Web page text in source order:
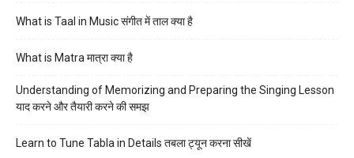
What is Taal in Music संगीत में ताल क्या है
What is Matra मात्रा क्या है
Understanding of Memorizing and Preparing the Singing Lesson
याद करने और तैयारी करने की समझ
Learn to Tune Tabla in Details तबला ट्यून करना सीखें